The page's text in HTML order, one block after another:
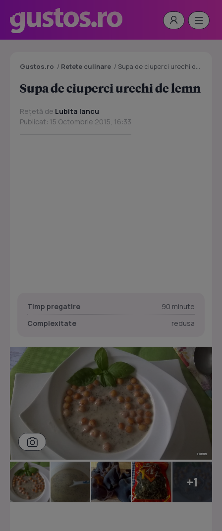
Gustos.ro / Retete culinare / Supa de ciuperci urechi de lemn
Supa de ciuperci urechi de lemn
Rețetă de Lubita Iancu
Publicat: 15 Octombrie 2015, 16:33
Timp pregatire
90 minute
Complexitate
redusa
+1